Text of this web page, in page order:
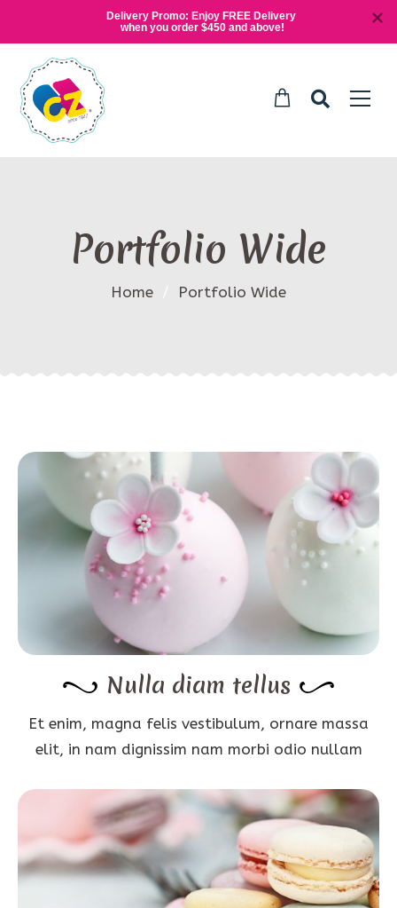
Portfolio Wide
Home Portfolio Wide
Nulla diam tellus
Et enim, magna felis vestibulum, ornare massa
elit, in nam dignissim nam morbi odio nullam
Delivery Promo: Enjoy FREE Delivery
when you order $450 and above!